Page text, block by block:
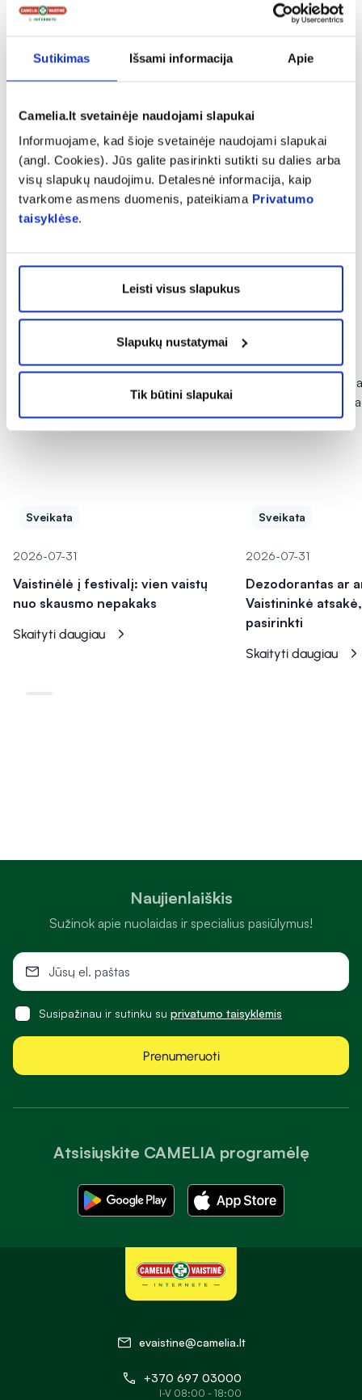
Sutikimas Išsami informacija Apie
Camelia.lt svetainėje naudojami slapukai
Informuojame, kad šioje svetainėje naudojami slapukai
(angl. Cookies). Jūs galite pasirinkti sutikti su dalies arba
visų slapukų naudojimu. Detalesnė informacija, kaip
tvarkome asmens duomenis, pateikiama Privatumo
taisyklėse.
Leisti visus slapukus
Slapukų nustatymai
Tik būtini slapukai
-35% *
MEGA VITAMIN D FORTE
7,34 €* 11,29 €
% PAPILDOMA NUOLAIDA
LIPOSOMAL
26,58 €
% PAPILDOMA
Kitos naujienos
Sveikata
2026-07-31
Vaistinėlė į festivalį: vien vaistų
nuo skausmo nepakaks
Skaityti daugiau
Sveikata
2026-07-31
Dezodorantas ar
Vaistininkė
pasirinkti
Skaityti daugiau
Atsisiųskite CAMELIA programėlę
Naujienlaiškis
Sužinok apie nuolaidas ir specialius pasiūlymus!
Susipažinau ir sutinku su privatumo taisyklėmis
Prenumeruoti
evaistine@camelia.lt
+370 697 03000
I-V 08:00 - 18:00